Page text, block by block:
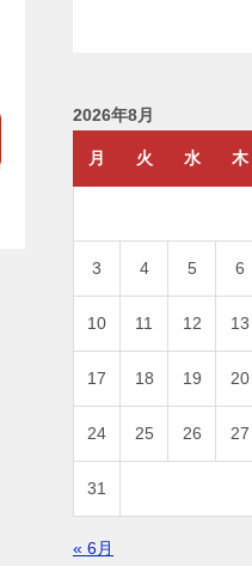
2026年8月
月 火 水 木
3 4 5 6
10 11 12 13
17 18 19 20
24 25 26 27
31
« 6月